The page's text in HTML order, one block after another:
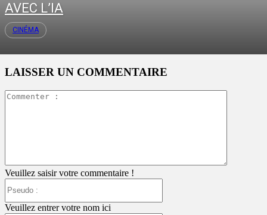
AVEC L’IA
CINÉMA
LAISSER UN COMMENTAIRE
Veuillez saisir votre commentaire !
Veuillez entrer votre nom ici